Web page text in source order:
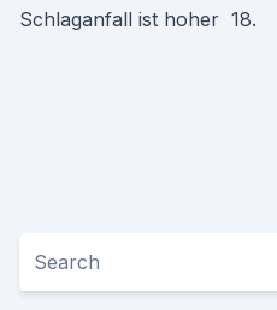
Schlaganfall ist hoher 18.